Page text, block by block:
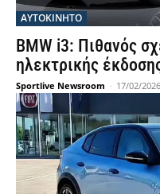
ΑΥΤΟΚΙΝΗΤΟ
BMW i3: Πιθανός
ηλεκτρικής
Sportlive Newsroom - 17/02/